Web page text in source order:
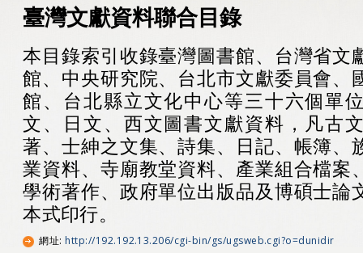
臺灣文獻資料聯合目錄
本目錄索引收錄臺灣圖書館、台灣省文
館、中央研究院、台北市文獻委員會、
館、台北縣立文化中心等三十六個單
文、日文、西文圖書文獻資料，凡古
著、士紳之文集、詩集、日記、帳簿、
業資料、寺廟教堂資料、產業組合檔案
學術著作、政府單位出版品及博碩士論
本式印行。
網址: http://192.192.13.206/cgi-bin/gs/ugsweb.cgi?o=dunidir